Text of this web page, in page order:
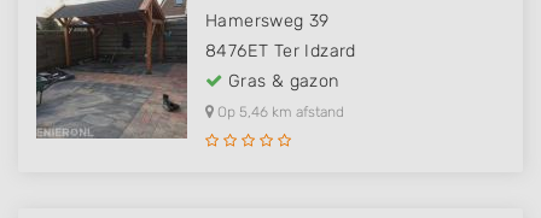
Hamersweg 39
8476ET Ter Idzard
Gras & gazon
Op 5,46 km afstand